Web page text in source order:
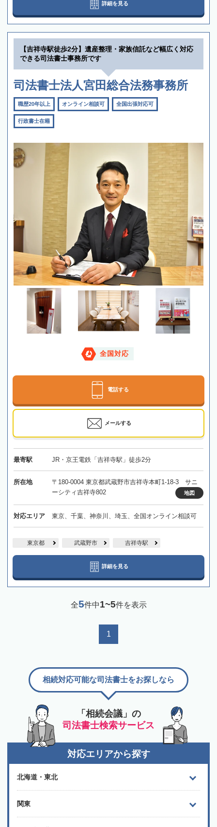
詳細を見る
【吉祥寺駅徒歩2分】遺産整理・家族信託など幅広く対応
できる司法書士事務所です
司法書士法人宮田総合法務事務所
職歴20年以上 オンライン相談可 全国出張対応可
行政書士在籍
全国対応
電話する
メールする
最寄駅 JR・京王電鉄「吉祥寺駅」徒歩2分
所在地
〒180-0004 東京都武蔵野市吉祥寺本町1-18-3 サニ
ーシティ吉祥寺802
地図
対応エリア 東京、千葉、神奈川、埼玉、全国オンライン相談可
東京都 武蔵野市 吉祥寺駅
詳細を見る
全5件中1~5件を表示
1
「相続会議」の
司法書士検索サービス
相続対応可能な司法書士をお探しなら
対応エリアから探す
北海道・東北
関東